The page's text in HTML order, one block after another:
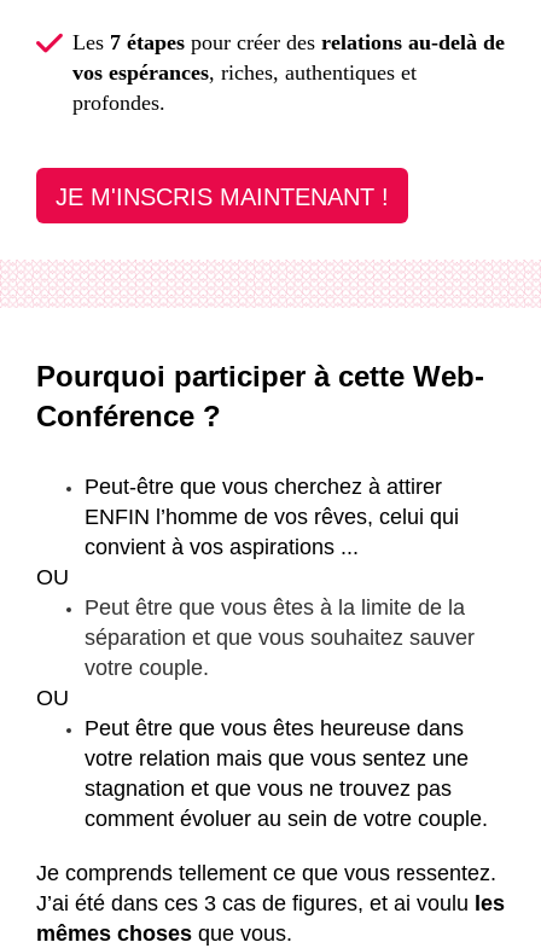
Les 7 étapes pour créer des relations au-delà de
vos espérances, riches, authentiques et
profondes.
JE M'INSCRIS MAINTENANT !
Pourquoi participer à cette Web-
Conférence ?​
Peut-être que vous cherchez à attirer
ENFIN l’homme de vos rêves, celui qui
convient à vos aspirations ...
OU
Peut être que vous êtes à la limite de la
séparation et que vous souhaitez sauver
votre couple.
OU
Peut être que vous êtes heureuse dans
votre relation mais que vous sentez une
stagnation et que vous ne trouvez pas
comment évoluer au sein de votre couple.
Je comprends tellement ce que vous ressentez.
J’ai été dans ces 3 cas de figures, et ai voulu les
mêmes choses que vous.